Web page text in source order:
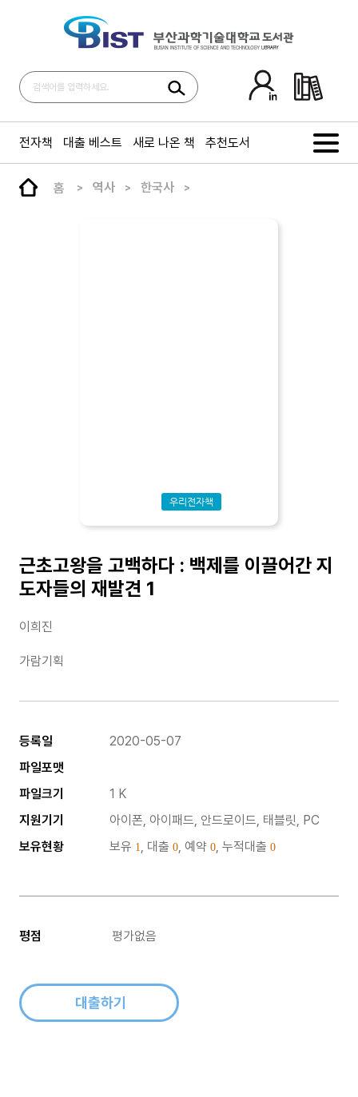
전자책 대출 베스트 새로 나온 책 추천도서
홈 역사 한국사
우리전자책
근초고왕을 고백하다 : 백제를 이끌어간 지
도자들의 재발견 1
이희진
가람기획
등록일
2020-05-07
파일포맷
파일크기
1 K
지원기기
아이폰, 아이패드, 안드로이드, 태블릿, PC
보유현황
보유 1 , 대출 0 , 예약 0 , 누적대출 0
평점 평가없음
대출하기